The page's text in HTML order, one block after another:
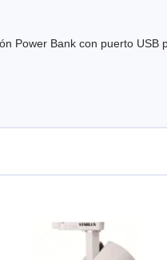
Power Bank con puerto